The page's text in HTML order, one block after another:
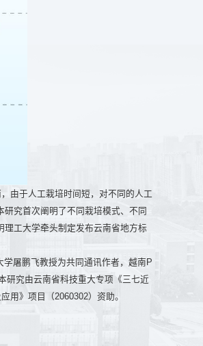
由于人工栽培时间短，对不同的人工
究首次阐明了不同栽培模式、不同
工大学牵头制定发布云南省地方标
屠鹏飞教授为共同通讯作者，越南P
研究由云南省科技重大专项《三七近
用》项目（2060302）资助。